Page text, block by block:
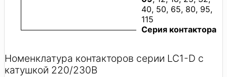
40, 50, 65, 80, 95,
115
Серия контактора
Номенклатура контакторов серии LC1-D с
катушкой 220/230В